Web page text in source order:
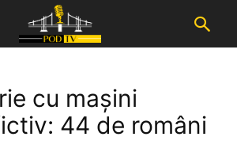
cu mașini
44 de români